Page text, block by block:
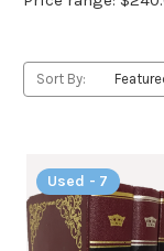
Sort By:
Used - 7